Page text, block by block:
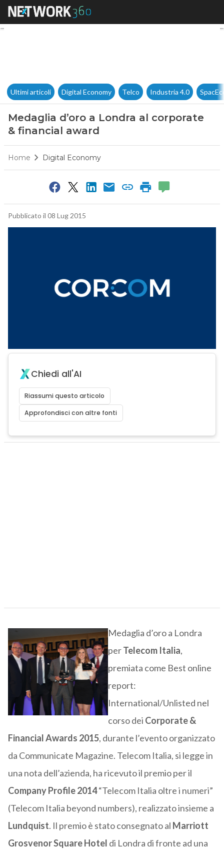
Medaglia d’oro a Londra al
Ultimi articoli Digital Economy Telco Industria 4.0
Medaglia d’oro a Londra al corporate
& financial award
Home Digital Economy
Pubblicato il 08 Lug 2015
Chiedi all'AI
Riassumi questo articolo
Approfondisci con altre fonti
Medaglia d’oro a Londra
perTelecom Italia,
premiata come Best online
report:
International/Unlisted nel
corso dei Corporate &
Financial Awards 2015, durante l’evento organizzato
da Communicate Magazine. Telecom Italia, si legge in
una nota dell’azienda, ha ricevuto il premio per il
Company Profile 2014“Telecom Italia oltre i numeri”
(Telecom Italia beyond numbers), realizzato insieme a
Lundquist. Il premio è stato consegnato al Marriott
Grosvenor Square Hotel di Londra di fronte ad una